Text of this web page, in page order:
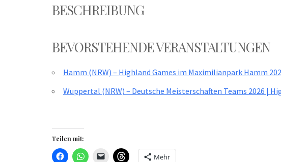
BESCHREIBUNG
BEVORSTEHENDE VERANSTALTUNGEN
Hamm (NRW) – Highland Games im Maximilianpark Hamm
Wuppertal (NRW) – Deutsche Meisterschaften Teams 2026 |
Teilen mit:
Mehr